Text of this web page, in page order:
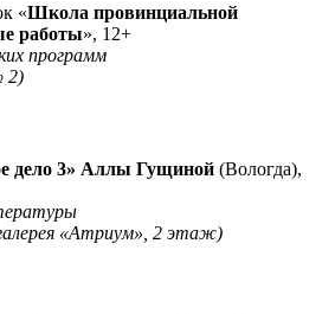
«Школа провинциальной
работы», 12+
программ
2)
дело 3» Аллы Гущиной (Вологда),
«Атриум», 2 этаж)